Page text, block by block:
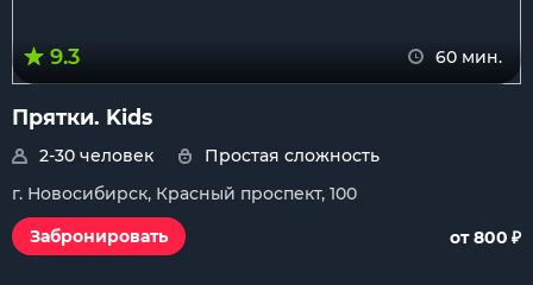
9.3 60 мин.
Прятки. Kids
2-30 человек
Простая сложность
г. Новосибирск, Красный проспект, 100
Забронировать
от 800 ₽